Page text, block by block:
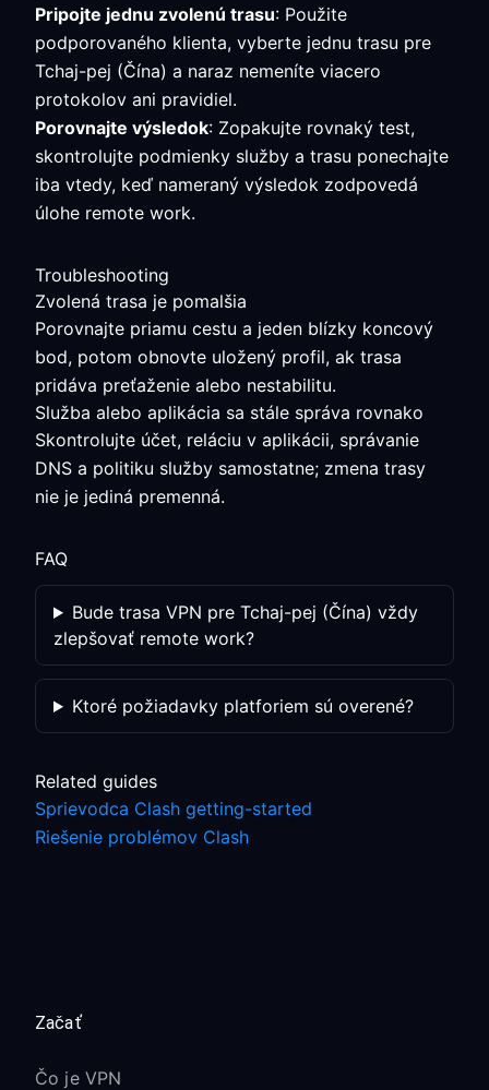
Pripojte jednu zvolenú trasu: Použite
podporovaného klienta, vyberte jednu trasu pre
Tchaj-pej (Čína) a naraz nemeníte viacero
protokolov ani pravidiel.
Porovnajte výsledok: Zopakujte rovnaký test,
skontrolujte podmienky služby a trasu ponechajte
iba vtedy, keď nameraný výsledok zodpovedá
úlohe remote work.
Troubleshooting
Zvolená trasa je pomalšia
Porovnajte priamu cestu a jeden blízky koncový
bod, potom obnovte uložený profil, ak trasa
pridáva preťaženie alebo nestabilitu.
Služba alebo aplikácia sa stále správa rovnako
Skontrolujte účet, reláciu v aplikácii, správanie
DNS a politiku služby samostatne; zmena trasy
nie je jediná premenná.
FAQ
Bude trasa VPN pre Tchaj-pej (Čína) vždy
zlepšovať remote work?
Ktoré požiadavky platforiem sú overené?
Related guides
Sprievodca Clash getting-started
Riešenie problémov Clash
Začať
Čo je VPN